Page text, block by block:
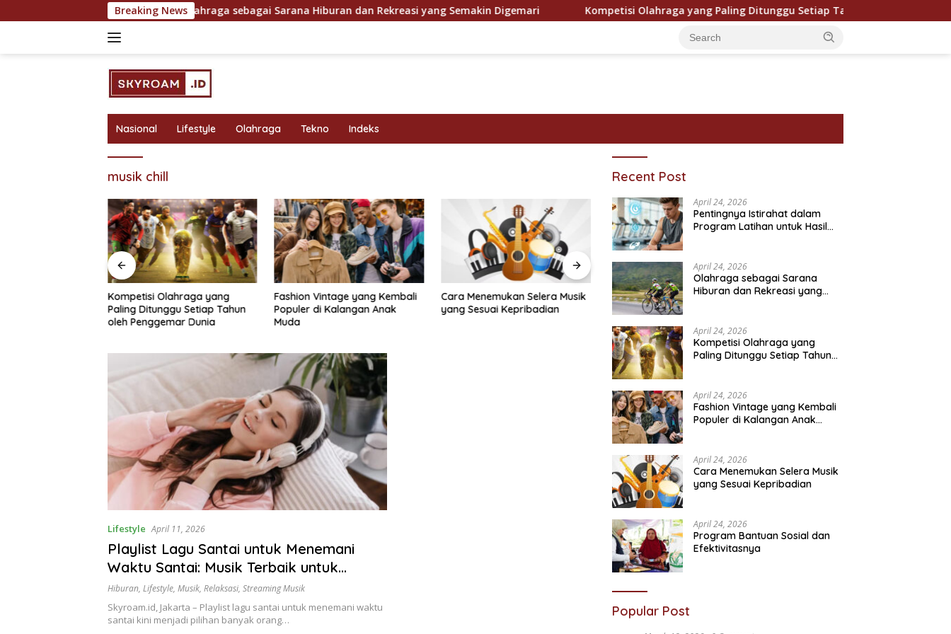
to
Breaking News
Olahraga sebagai Sarana Hiburan dan Rekreasi yang Semakin Digemari Kompetisi Olahraga yang Paling Ditunggu Setiap Tahun oleh Penggemar Dunia
Nasional Lifestyle Olahraga Tekno Indeks
musik chill
Kompetisi Olahraga yang
Paling Ditunggu Setiap Tahun
oleh Penggemar Dunia
Fashion Vintage yang Kembali
Populer di Kalangan Anak
Muda
Cara Menemukan Selera Musik
yang Sesuai Kepribadian
Program Bantuan Sosial dan
Efektivitasnya
Pentingnya Pendidikan
Lifestyle April 11, 2026
Playlist Lagu Santai untuk Menemani
Waktu Santai: Musik Terbaik untuk
Relaksasi dan Melepas Penat
Hiburan, Lifestyle, Musik, Relaksasi, Streaming Musik
Skyroam.id, Jakarta – Playlist lagu santai untuk menemani waktu
santai kini menjadi pilihan banyak orang…
Recent Post
April 24, 2026
Pentingnya Istirahat dalam
Program Latihan untuk Hasil
April 24, 2026
Olahraga sebagai Sarana
Hiburan dan Rekreasi yang
April 24, 2026
Kompetisi Olahraga yang
Paling Ditunggu Setiap Tahun
April 24, 2026
Fashion Vintage yang Kembali
Populer di Kalangan Anak
April 24, 2026
Cara Menemukan Selera Musik
yang Sesuai Kepribadian
April 24, 2026
Program Bantuan Sosial dan
Efektivitasnya
Popular Post